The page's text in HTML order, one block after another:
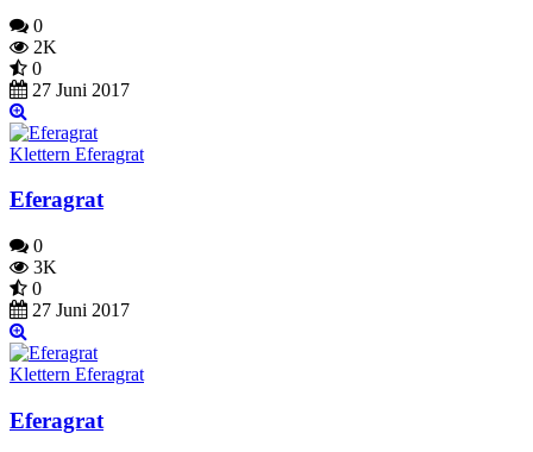
0
2K
0
27 Juni 2017
Klettern Eferagrat
Eferagrat
0
3K
0
27 Juni 2017
Klettern Eferagrat
Eferagrat